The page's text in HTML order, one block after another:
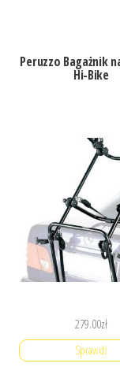
Peruzzo Bagażnik
Hi-Bike
279.00zł
Sprawdź